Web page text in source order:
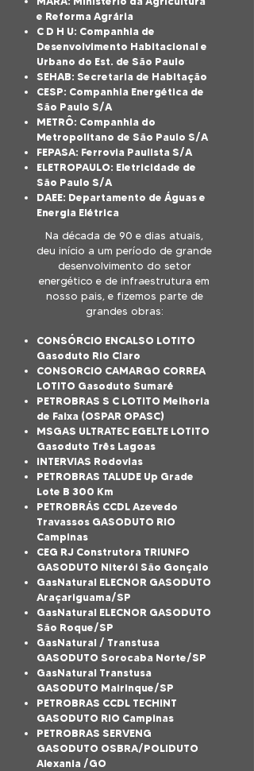
e Reforma Agrária
C D H U: Companhia de
Desenvolvimento Habitacional e
Urbano do Est. de São Paulo
SEHAB: Secretaria de Habitação
CESP: Companhia Energética de
São Paulo S/A
METRÔ: Companhia do
Metropolitano de São Paulo S/A
FEPASA: Ferrovia Paulista S/A
ELETROPAULO: Eletricidade de
São Paulo S/A
DAEE: Departamento de Águas e
Energia Elétrica
Na década de 90 e dias atuais,
deu início a um período de grande
desenvolvimento do setor
energético e de infraestrutura em
nosso pais, e fizemos parte de
grandes obras:
CONSÓRCIO ENCALSO LOTITO
Gasoduto Rio Claro
CONSORCIO CAMARGO CORREA
LOTITO Gasoduto Sumaré
PETROBRAS S C LOTITO Melhoria
de Faixa (OSPAR OPASC)
MSGAS ULTRATEC EGELTE LOTITO
Gasoduto Três Lagoas
INTERVIAS Rodovias
PETROBRAS TALUDE Up Grade
Lote B 300 Km
PETROBRÁS CCDL Azevedo
Travassos GASODUTO RIO
Campinas
CEG RJ Construtora TRIUNFO
GASODUTO Niterói São Gonçalo
GasNatural ELECNOR GASODUTO
Araçariguama/SP
GasNatural ELECNOR GASODUTO
São Roque/SP
GasNatural / Transtusa
GASODUTO Sorocaba Norte/SP
GasNatural Transtusa
GASODUTO Mairinque/SP
PETROBRAS CCDL TECHINT
GASODUTO RIO Campinas
PETROBRAS SERVENG
GASODUTO OSBRA/POLIDUTO
Alexania /GO